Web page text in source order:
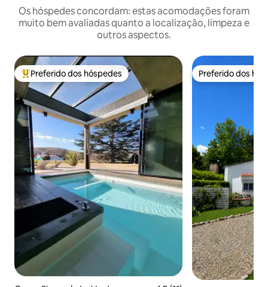
Os hóspedes concordam: estas acomodações foram
muito bem avaliadas quanto a localização, limpeza e
outros aspectos.
Entre os melhores preferidos dos hóspedes
Preferido dos hóspedes Preferido dos
Preferido dos